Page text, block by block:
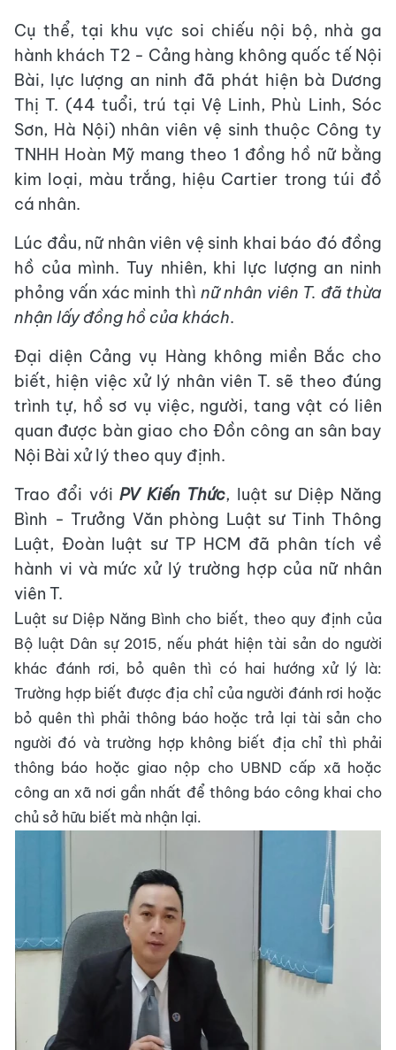
Cụ thể, tại khu vực soi chiếu nội bộ, nhà ga
hành khách T2 - Cảng hàng không quốc tế Nội
Bài, lực lượng an ninh đã phát hiện bà Dương
Thị T. (44 tuổi, trú tại Vệ Linh, Phù Linh, Sóc
Sơn, Hà Nội) nhân viên vệ sinh thuộc Công ty
TNHH Hoàn Mỹ mang theo 1 đồng hồ nữ bằng
kim loại, màu trắng, hiệu Cartier trong túi đồ
cá nhân.
Lúc đầu, nữ nhân viên vệ sinh khai báo đó đồng
hồ của mình. Tuy nhiên, khi lực lượng an ninh
phỏng vấn xác minh thì nữ nhân viên T. đã thừa
nhận lấy đồng hồ của khách.
Đại diện Cảng vụ Hàng không miền Bắc cho
biết, hiện việc xử lý nhân viên T. sẽ theo đúng
trình tự, hồ sơ vụ việc, người, tang vật có liên
quan được bàn giao cho Đồn công an sân bay
Nội Bài xử lý theo quy định.
Trao đổi vớiPV Kiến Thức, luật sư Diệp Năng
Bình - Trưởng Văn phòng Luật sư Tinh Thông
Luật, Đoàn luật sư TP HCM đã phân tích về
hành vi và mức xử lý trường hợp của nữ nhân
viên T.
Luật sư Diệp Năng Bình cho biết, theo quy định của
Bộ luật Dân sự 2015, nếu phát hiện tài sản do người
khác đánh rơi, bỏ quên thì có hai hướng xử lý là:
Trường hợp biết được địa chỉ của người đánh rơi hoặc
bỏ quên thì phải thông báo hoặc trả lại tài sản cho
người đó và trường hợp không biết địa chỉ thì phải
thông báo hoặc giao nộp cho UBND cấp xã hoặc
công an xã nơi gần nhất để thông báo công khai cho
chủ sở hữu biết mà nhận lại.